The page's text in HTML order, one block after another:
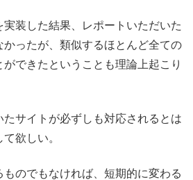
装した結果、レポートいただいた
ったが、類似するほとんど全ての
できたということも理論上起こり
たサイトが必ずしも対応されるとは
欲しい。
ものでもなければ、短期的に変わる